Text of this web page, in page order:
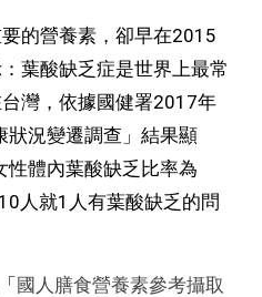
的營養素，卻早在2015
葉酸缺乏症是世界上最常
灣，依據國健署2017年
況變遷調查」結果顯
體內葉酸缺乏比率為
人就1人有葉酸缺乏的問
國人膳食營養素參考攝取